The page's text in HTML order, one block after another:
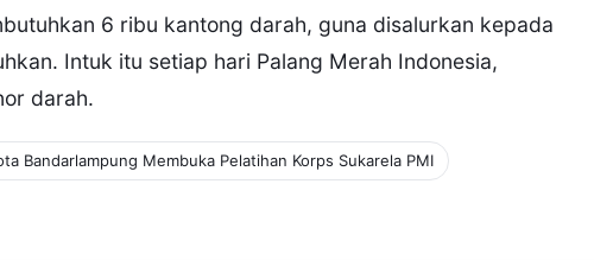
6 ribu kantong darah, guna disalurkan kepada
Intuk itu setiap hari Palang Merah Indonesia,
darah.
Bandarlampung Membuka Pelatihan Korps Sukarela PMI